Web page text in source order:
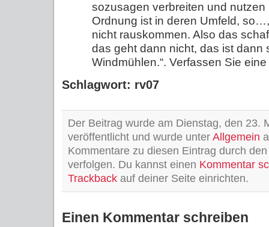
sozusagen verbreiten und
Ordnung ist in deren Umfeld,
nicht rauskommen. Also das
das geht dann nicht, das ist dann
Windmühlen.“. Verfassen Sie
Schlagwort: rv07
Der Beitrag wurde am Dienstag, den 23.
veröffentlicht und wurde unter Allgemein
Kommentare zu diesen Eintrag durch
verfolgen. Du kannst einen Kommentar
Trackback auf deiner Seite einrichten.
Einen Kommentar schreiben